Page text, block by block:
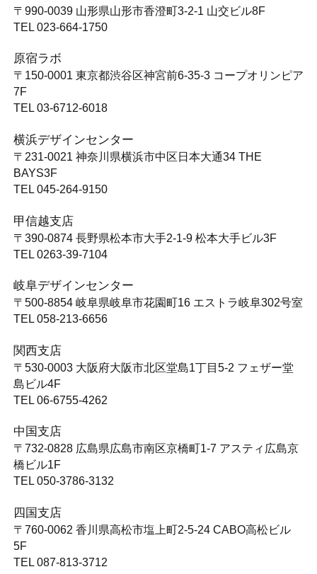
〒990-0039山形県山形市香澄町3-2-1 山交ビル8F
TEL 023-664-1750
原宿ラボ
〒150-0001東京都渋谷区神宮前6-35-3 コープオリンピア
7F
TEL 03-6712-6018
横浜デザインセンター
〒231-0021 神奈川県横浜市中区日本大通34 THE
BAYS3F
TEL 045-264-9150
甲信越支店
〒390-0874長野県松本市大手2-1-9 松本大手ビル3F
TEL 0263-39-7104
岐阜デザインセンター
〒500-8854岐阜県岐阜市花園町16 エストラ岐阜302号室
TEL 058-213-6656
関西支店
〒530-0003大阪府大阪市北区堂島1丁目5-2 フェザー堂
島ビル4F
TEL 06-6755-4262
中国支店
〒732-0828広島県広島市南区京橋町1-7 アスティ広島京
橋ビル1F
TEL 050-3786-3132
四国支店
〒760-0062 香川県高松市塩上町2-5-24 CABO高松ビル
5F
TEL 087-813-3712